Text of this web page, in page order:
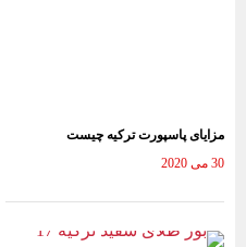
مزایای پاسپورت ترکیه چیست
30 می 2020